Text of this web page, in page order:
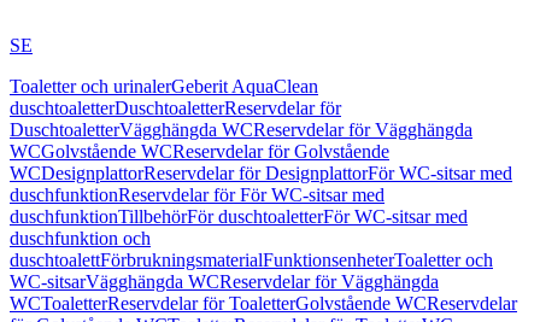
SE
Toaletter och urinalerGeberit AquaClean
duschtoaletterDuschtoaletterReservdelar för
DuschtoaletterVägghängda WCReservdelar för Vägghängda
WCGolvstående WCReservdelar för Golvstående
WCDesignplattorReservdelar för DesignplattorFör WC-sitsar med
duschfunktionReservdelar för För WC-sitsar med
duschfunktionTillbehörFör duschtoaletterFör WC-sitsar med
duschfunktion och
duschtoalettFörbrukningsmaterialFunktionsenheterToaletter och
WC-sitsarVägghängda WCReservdelar för Vägghängda
WCToaletterReservdelar för ToaletterGolvstående WCReservdelar